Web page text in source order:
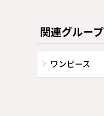
関連グループ
ワンピース